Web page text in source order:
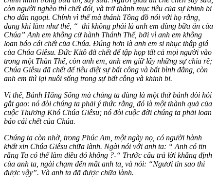
còn người nghèo thì chết đói, và trở thành mục tiêu của sự khinh bỉ
cho dân ngoại. Chính vì thế mà thánh Tông đồ nói với họ rằng,
đang khi làm như thế, “ thì không phải là anh em dùng bữa ăn của
Chúa” Anh em không cử hành Thánh Thể, bởi vì anh em không
loan báo cái chết của Chúa. Đúng hơn là anh em sỉ nhục thập giá
của Chúa Giêsu. Đức Kitô đã chết để tập họp tất cả mọi người vào
trong một Thân Thể, còn anh em, anh em giữ lấy những sự chia rẽ;
Chúa Giêsu đã chết để tiêu diệt sự bất công và bất bình đẳng, còn
anh em thì lại nuôi sống trong sự bất công và khinh bỉ.
Vì thế, Bánh Hằng Sống mà chúng ta dùng là một thứ bánh đòi hỏi
gắt gao: nó đòi chúng ta phải ý thức rằng, đó là một thành quả của
cuộc Thương Khó Chúa Giêsu; nó đòi cuộc đời chúng ta phải loan
báo cái chết của Chúa.
Chúng ta còn nhờ, trong Phúc Am, một ngày nọ, có người hành
khất xin Chúa Giêsu chữa lành. Ngài nói với anh ta: “ Anh có tin
rằng Ta có thể làm điều đó không ?-“ Trước câu trả lời khẳng định
của anh ta, ngài chạm đến mắt anh ta, và nói: “Ngươi tin sao thì
được vậy”. Và anh ta đã được chữa lành.